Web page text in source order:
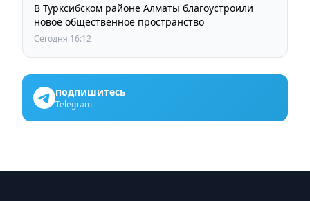
В Турксибском районе Алматы благоустроили
новое общественное пространство
Сегодня 16:12
подпишитесь
Telegram